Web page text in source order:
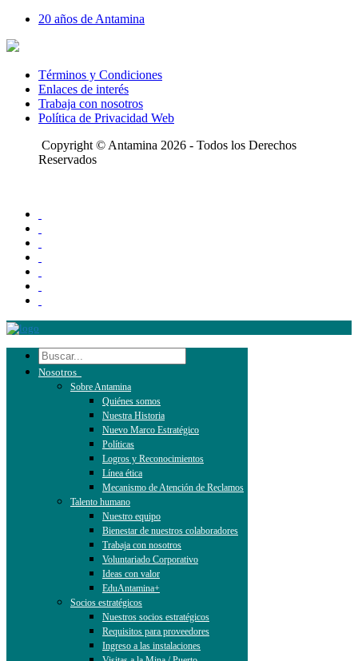
20 años de Antamina
Términos y Condiciones
Enlaces de interés
Trabaja con nosotros
Política de Privacidad Web
Copyright © Antamina 2026 - Todos los Derechos
Reservados
Nosotros
Sobre Antamina
Quiénes somos
Nuestra Historia
Nuevo Marco Estratégico
Políticas
Logros y Reconocimientos
Línea ética
Mecanismo de Atención de Reclamos
Talento humano
Nuestro equipo
Bienestar de nuestros colaboradores
Trabaja con nosotros
Voluntariado Corporativo
Ideas con valor
EduAntamina+
Socios estratégicos
Nuestros socios estratégicos
Requisitos para proveedores
Ingreso a las instalaciones